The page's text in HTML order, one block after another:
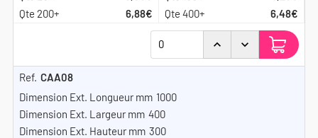
6,88€
6,48€
CAA08
1000
400
300